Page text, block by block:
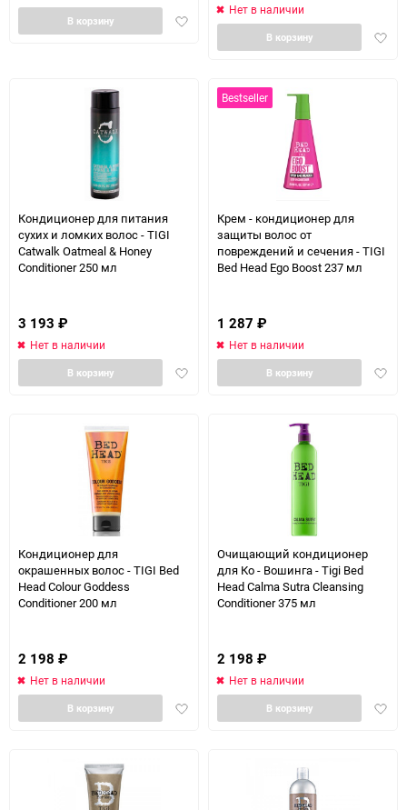
Добавить
избранное
В корзину
Нет в наличии
В корзину
Кондиционер для питания
сухих и ломких волос - TIGI
Catwalk Oatmeal & Honey
Conditioner 250 мл
3 193 ₽
Нет в наличии
Добавить
В корзину
Bestseller
Крем - кондиционер для
защиты волос от
повреждений и сечения - TIGI
Bed Head Ego Boost 237 мл
1 287 ₽
Нет в наличии
В корзину
Кондиционер для
окрашенных волос - TIGI Bed
Head Colour Goddess
Conditioner 200 мл
2 198 ₽
Нет в наличии
Добавить
В корзину
Очищающий кондиционер
для Ко - Вошинга - Tigi Bed
Head Calma Sutra Cleansing
Conditioner 375 мл
2 198 ₽
Нет в наличии
В корзину